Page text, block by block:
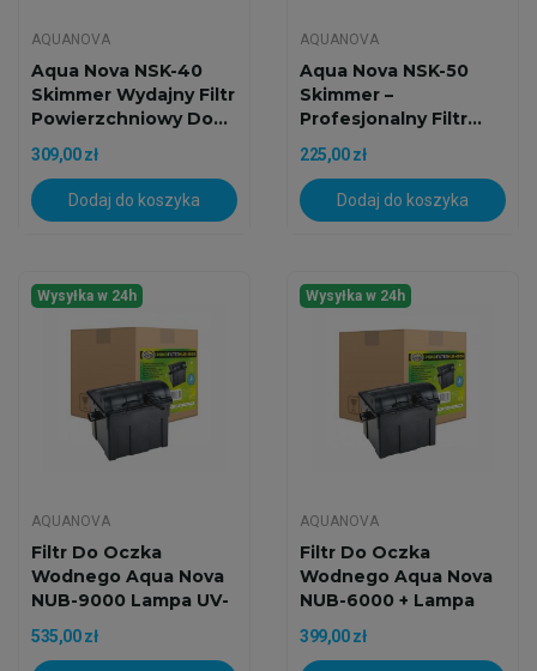
AQUANOVA
Aqua Nova NSK-40
Skimmer Wydajny Filtr
Powierzchniowy Do...
309,00 zł
Dodaj do koszyka
AQUANOVA
Aqua Nova NSK-50
Skimmer –
Profesjonalny Filtr...
225,00 zł
Dodaj do koszyka
Wysyłka w 24h
AQUANOVA
Filtr Do Oczka
Wodnego Aqua Nova
NUB-9000 Lampa UV-
C 11W
535,00 zł
Wysyłka w 24h
AQUANOVA
Filtr Do Oczka
Wodnego Aqua Nova
NUB-6000 + Lampa
UV-C 9W
399,00 zł